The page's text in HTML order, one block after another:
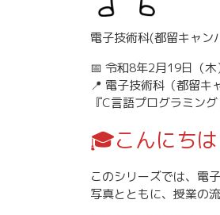
電子技術科(都留キャン
📅 令和8年2月19日（木
📍 電子技術科（都留キ
『C言語プログラミン
🎓こんにち
このシリーズでは、電
写真とともに、授業の